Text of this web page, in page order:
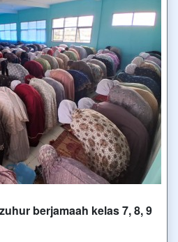
berjamaah kelas 7, 8, 9